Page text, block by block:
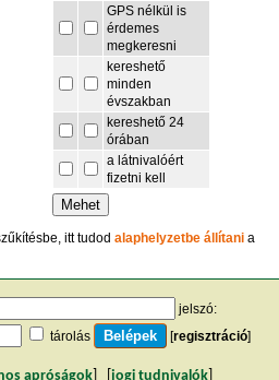
GPS nélkül is
érdemes
megkeresni
kereshető
minden
évszakban
kereshető 24
órában
a látnivalóért
fizetni kell
itt tudodalaphelyzetbe állítani a
jelszó:
tárolás
[regisztráció]
apróságok jogi tudnivalók